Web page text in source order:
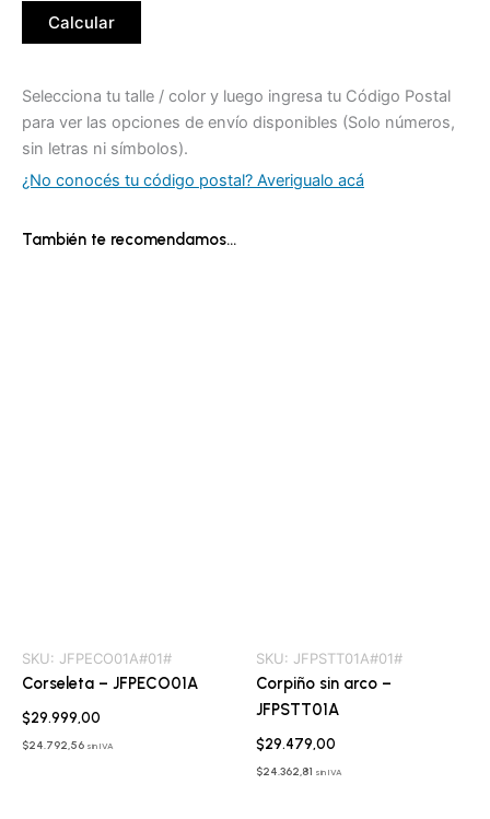
Calcular
Selecciona tu talle / color y luego ingresa tu Código Postal
para ver las opciones de envío disponibles (Solo números,
sin letras ni símbolos).
¿No conocés tu código postal? Averigualo acá
También te recomendamos…
SKU: JFPECO01A#01#
Corseleta – JFPECO01A
$29.999,00
$24.792,56 sin IVA
SKU: JFPSTT01A#01#
Corpiño sin arco –
JFPSTT01A
$29.479,00
$24.362,81 sin IVA